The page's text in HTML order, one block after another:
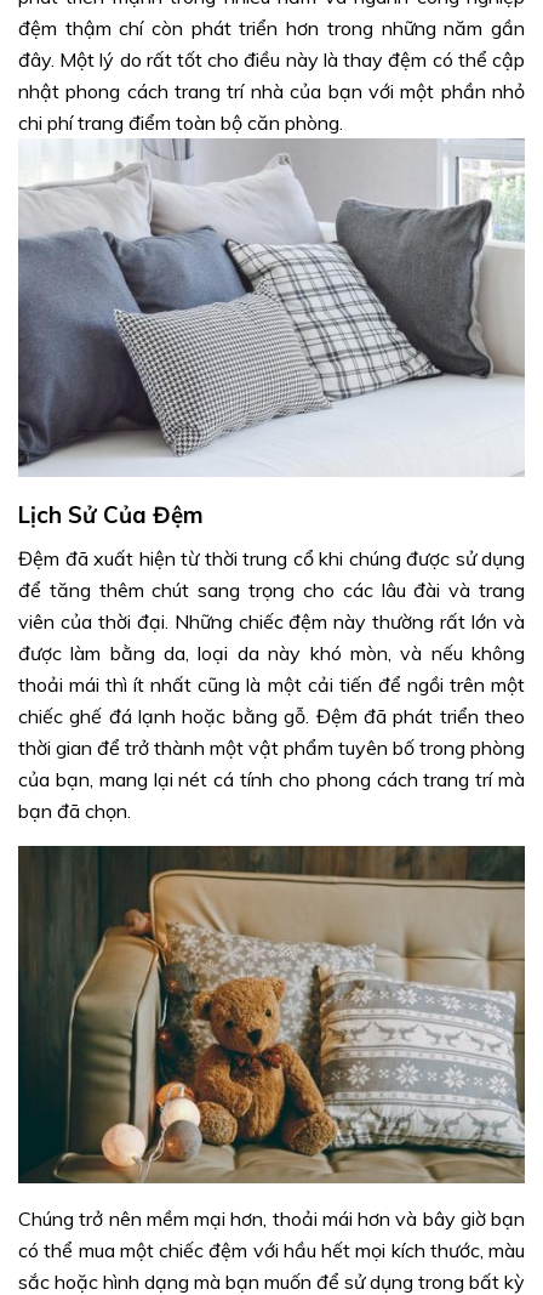
đệm thậm chí còn phát triển hơn trong những năm gần
đây. Một lý do rất tốt cho điều này là thay đệm có thể cập
nhật phong cách trang trí nhà của bạn với một phần nhỏ
chi phí trang điểm toàn bộ căn phòng.
Lịch Sử Của Đệm
Đệm đã xuất hiện từ thời trung cổ khi chúng được sử dụng
để tăng thêm chút sang trọng cho các lâu đài và trang
viên của thời đại. Những chiếc đệm này thường rất lớn và
được làm bằng da, loại da này khó mòn, và nếu không
thoải mái thì ít nhất cũng là một cải tiến để ngồi trên một
chiếc ghế đá lạnh hoặc bằng gỗ. Đệm đã phát triển theo
thời gian để trở thành một vật phẩm tuyên bố trong phòng
của bạn, mang lại nét cá tính cho phong cách trang trí mà
bạn đã chọn.
Chúng trở nên mềm mại hơn, thoải mái hơn và bây giờ bạn
có thể mua một chiếc đệm với hầu hết mọi kích thước, màu
sắc hoặc hình dạng mà bạn muốn để sử dụng trong bất kỳ